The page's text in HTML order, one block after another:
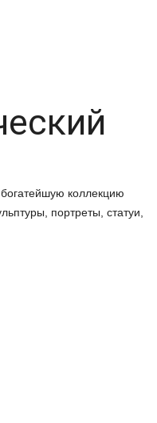
коллекцию
портреты, статуи,